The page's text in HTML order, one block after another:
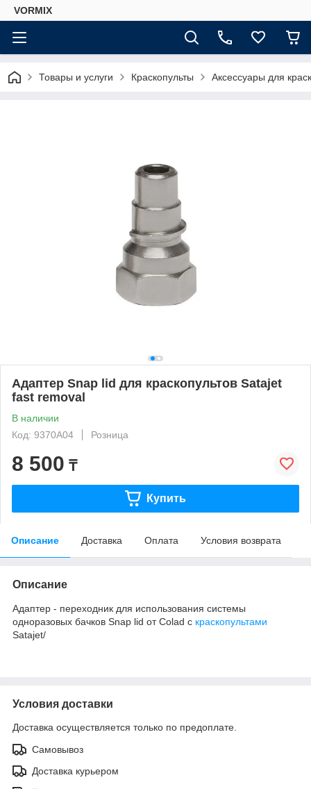
VORMIX
Товары и услуги Краскопульты Аксессуары для
Адаптер Snap lid для краскопультов Satajet
fast removal
В наличии
Код: 9370A04
Розница
8 500 ₸
Купить
Описание Доставка Оплата Условия возврата
Описание
Адаптер - переходник для использования системы
одноразовых бачков Snap lid от Colad c краскопультами
Satajet/
Условия доставки
Доставка осуществляется только по предоплате.
Самовывоз
Доставка курьером